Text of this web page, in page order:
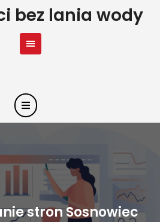
bez lania wody
stron Sosnowiec